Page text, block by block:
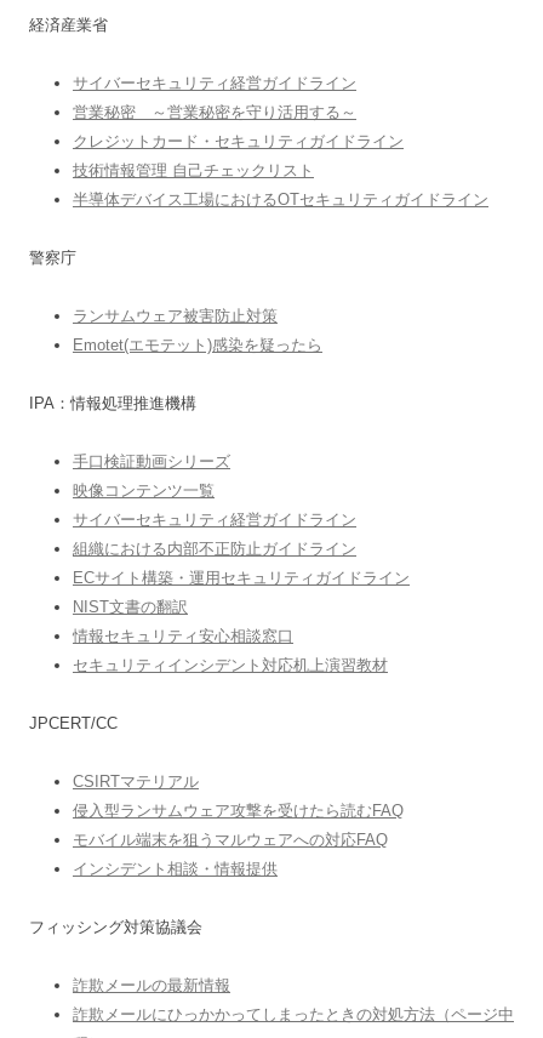
経済産業省
サイバーセキュリティ経営ガイドライン
営業秘密 ～営業秘密を守り活用する～
クレジットカード・セキュリティガイドライン
技術情報管理 自己チェックリスト
半導体デバイス工場におけるOTセキュリティガイドライン
警察庁
ランサムウェア被害防止対策
Emotet(エモテット)感染を疑ったら
IPA：情報処理推進機構
手口検証動画シリーズ
映像コンテンツ一覧
サイバーセキュリティ経営ガイドライン
組織における内部不正防止ガイドライン
ECサイト構築・運用セキュリティガイドライン
NIST文書の翻訳
情報セキュリティ安心相談窓口
セキュリティインシデント対応机上演習教材
JPCERT/CC
CSIRTマテリアル
侵入型ランサムウェア攻撃を受けたら読むFAQ
モバイル端末を狙うマルウェアへの対応FAQ
インシデント相談・情報提供
フィッシング対策協議会
詐欺メールの最新情報
詐欺メールにひっかかってしまったときの対処方法（ページ中